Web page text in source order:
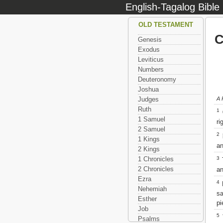
English-Tagalog Bible
A
1
2
3
4
5
OLD TESTAMENT
Genesis
Exodus
Leviticus
Numbers
Deuteronomy
Joshua
Judges
Ruth
1 Samuel
2 Samuel
1 Kings
2 Kings
1 Chronicles
2 Chronicles
Ezra
Nehemiah
Esther
Job
Psalms